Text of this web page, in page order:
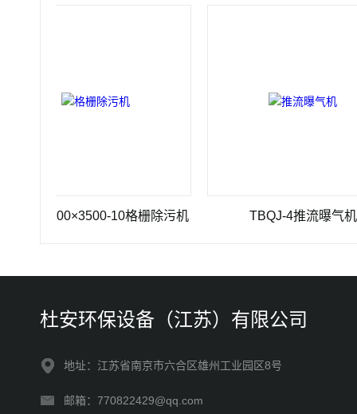
1200×3500-10格栅除污机 TBQJ-4推流曝气机
杜安环保设备（江苏）有限公司
地址：江苏省南京市六合区雄州工业园区8号
邮箱：770822429@qq.com